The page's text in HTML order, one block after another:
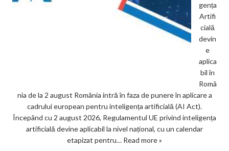
gența
Artifi
cială
devin
e
aplica
bil în
Româ
nia de la 2 august România intră în faza de punere în aplicare a
cadrului european pentru inteligența artificială (AI Act).
Începând cu 2 august 2026, Regulamentul UE privind inteligența
artificială devine aplicabil la nivel național, cu un calendar
etapizat pentru… Read more »